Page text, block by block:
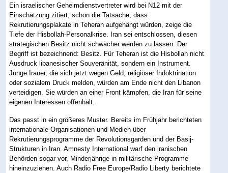
Ein israelischer Geheimdienstvertreter wird bei N12 mit der
Einschätzung zitiert, schon die Tatsache, dass
Rekrutierungsplakate in Teheran aufgehängt würden, zeige die
Tiefe der Hisbollah-Personalkrise. Iran sei entschlossen, diesen
strategischen Besitz nicht schwächer werden zu lassen. Der
Begriff ist bezeichnend: Besitz. Für Teheran ist die Hisbollah nicht
Ausdruck libanesischer Souveränität, sondern ein Instrument.
Junge Iraner, die sich jetzt wegen Geld, religiöser Indoktrination
oder sozialem Druck melden, würden am Ende nicht den Libanon
verteidigen. Sie würden an einer Front kämpfen, die Iran für seine
eigenen Interessen offenhält.
Das passt in ein größeres Muster. Bereits im Frühjahr berichteten
internationale Organisationen und Medien über
Rekrutierungsprogramme der Revolutionsgarden und der Basij-
Strukturen in Iran. Amnesty International warf den iranischen
Behörden sogar vor, Minderjährige in militärische Programme
hineinzuziehen. Auch Radio Free Europe/Radio Liberty berichtete